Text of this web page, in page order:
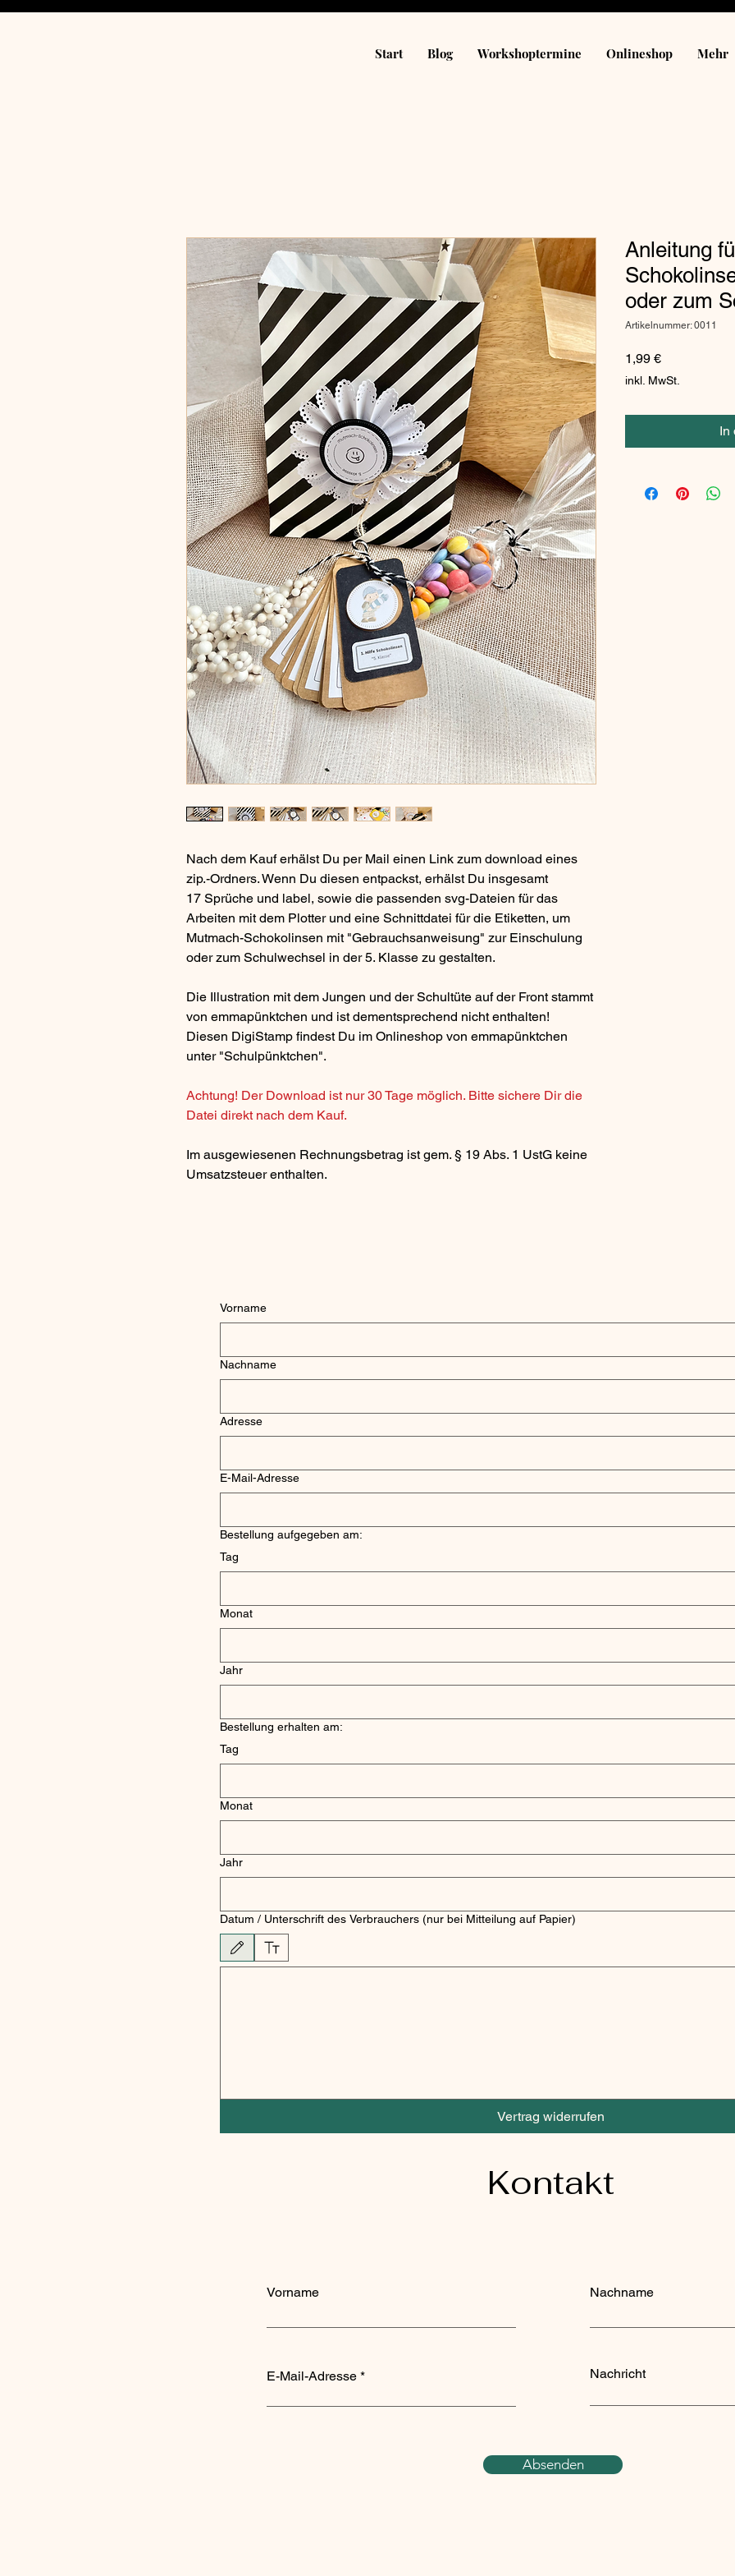
Start Blog Workshoptermine Onlineshop Mehr
Nach dem Kauf erhälst Du per Mail einen Link zum download eines
zip.-Ordners. Wenn Du diesen entpackst, erhälst Du insgesamt
17 Sprüche und label, sowie die passenden svg-Dateien für das
Arbeiten mit dem Plotter und eine Schnittdatei für die Etiketten, um
Mutmach-Schokolinsen mit "Gebrauchsanweisung" zur Einschulung
oder zum Schulwechsel in der 5. Klasse zu gestalten.
Die Illustration mit dem Jungen und der Schultüte auf der Front stammt
von emmapünktchen und ist dementsprechend nicht enthalten!
Diesen DigiStamp findest Du im Onlineshop von emmapünktchen
unter "Schulpünktchen".
Achtung! Der Download ist nur 30 Tage möglich. Bitte sichere Dir die
Datei direkt nach dem Kauf.
Im ausgewiesenen Rechnungsbetrag ist gem. § 19 Abs. 1 UstG keine
Umsatzsteuer enthalten.
Anleitung
oder zum
Artikelnummer: 0011
1,99 €Preis
inkl. MwSt.
In
Vorname
Nachname
Adresse
E-Mail-Adresse
Bestellung aufgegeben am:
Tag
Monat
Jahr
Bestellung erhalten am:
Tag
Monat
Jahr
Datum / Unterschrift des Verbrauchers (nur bei Mitteilung auf Papier)
Zeichenmodus ausgewählt. Zum Zeichnen ist eine Maus oder ein Tastaturfeld erforderlich. Für Barrierefreiheit über die Tastatur, wähle
Vertrag widerrufen
Kontakt
Vorname
E-Mail-Adresse
Nachname
Nachricht
Absenden